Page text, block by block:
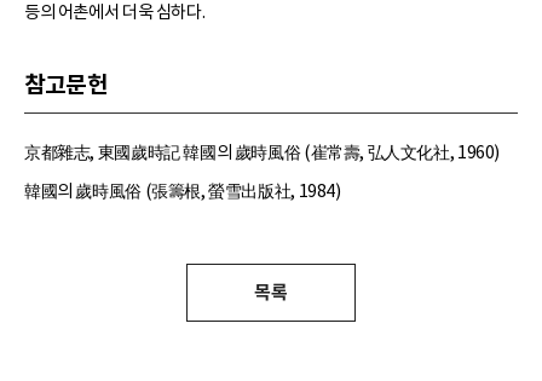
등의 어촌에서 더욱 심하다.
참고문헌
京都雜志, 東國歲時記 韓國의 歲時風俗 (崔常壽, 弘人文化社, 1960)
韓國의 歲時風俗 (張籌根, 螢雪出版社, 1984)
목록